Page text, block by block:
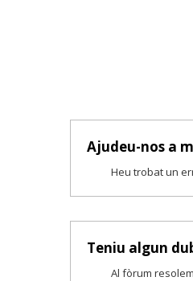
Ajudeu-nos a
Heu trobat un
Teniu algun
Al fòrum